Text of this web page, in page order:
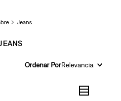
Jeans
Ordenar PorRelevancia